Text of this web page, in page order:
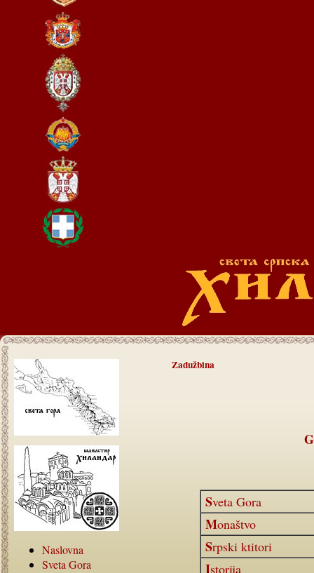
Naslovna
Sveta Gora
Zadužbina
Sveta Gora
Monaštvo
Srpski ktitori
Istorija